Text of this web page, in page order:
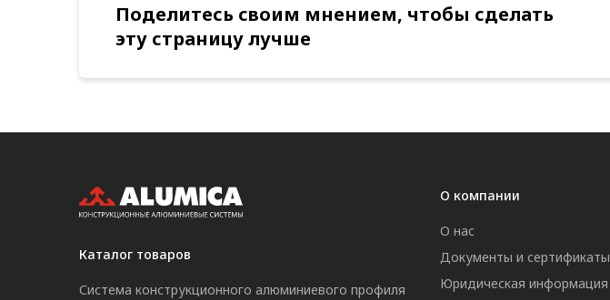
Поделитесь своим мнением, чтобы сделать
эту страницу лучше
Каталог товаров
Система конструкционного алюминиевого профиля
О компании
О нас
Документы и сертификаты
Юридическая информация